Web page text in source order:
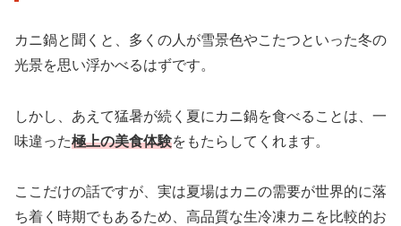
カニ鍋と聞くと、多くの人が雪景色やこたつといった冬の
光景を思い浮かべるはずです。
しかし、あえて猛暑が続く夏にカニ鍋を食べることは、一
味違った極上の美食体験をもたらしてくれます。
ここだけの話ですが、実は夏場はカニの需要が世界的に落
ち着く時期でもあるため、高品質な生冷凍カニを比較的お